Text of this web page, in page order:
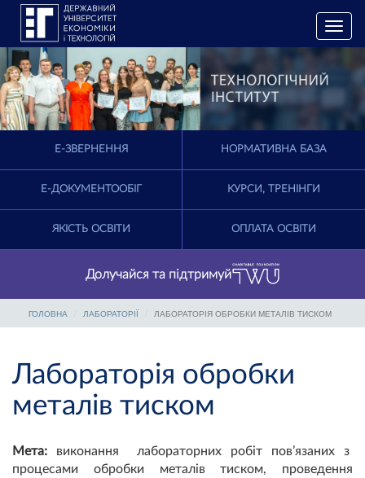
T
o
l
e
i
a
E-ЗВЕРНЕННЯ НОРМАТИВНА БАЗА
Е-ДОКУМЕНТООБІГ КУРСИ, ТРЕНІНГИ
ЯКІСТЬ ОСВІТИ ОПЛАТА ОСВІТИ
Долучайся та підтримуй
ГОЛОВНА ЛАБОРАТОРІЇ ЛАБОРАТОРІЯ ОБРОБКИ МЕТАЛІВ ТИСКОМ
Лабораторія обробки
металів тиском
Мета: виконання лабораторних робіт пов’язаних з
процесами обробки металів тиском, проведення